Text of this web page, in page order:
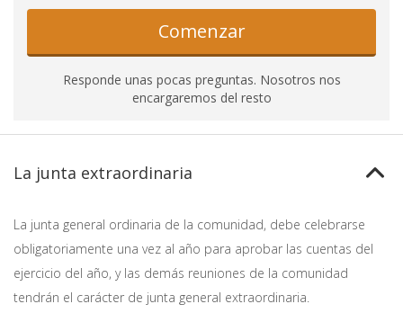
Comenzar
Responde unas pocas preguntas. Nosotros nos
encargaremos del resto
La junta extraordinaria
La junta general ordinaria de la comunidad, debe celebrarse
obligatoriamente una vez al año para aprobar las cuentas del
ejercicio del año, y las demás reuniones de la comunidad
tendrán el carácter de junta general extraordinaria.